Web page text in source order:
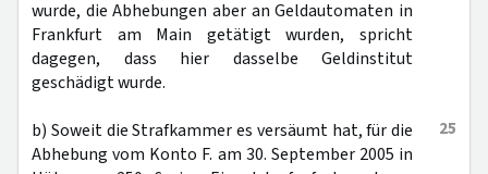
wurde, die Abhebungen aber an Geldautomaten in
Frankfurt am Main getätigt wurden, spricht
dagegen, dass hier dasselbe Geldinstitut
geschädigt wurde.
25
b) Soweit die Strafkammer es versäumt hat, für die
Abhebung vom Konto F. am 30. September 2005 in